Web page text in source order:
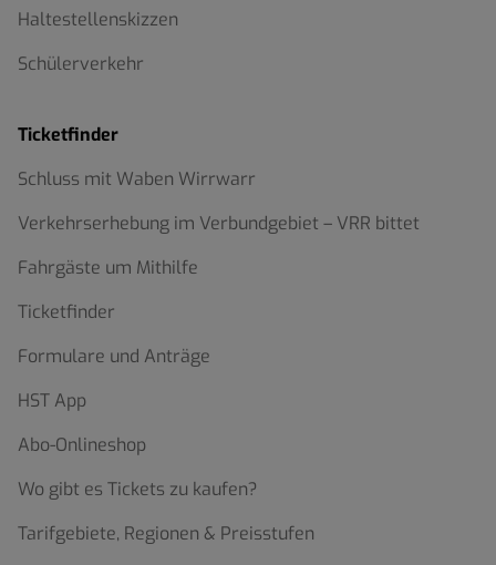
Haltestellenskizzen
Schülerverkehr
Ticketfinder
Schluss mit Waben Wirrwarr
Verkehrserhebung im Verbundgebiet – VRR bittet
Fahrgäste um Mithilfe
Ticketfinder
Formulare und Anträge
HST App
Abo-Onlineshop
Wo gibt es Tickets zu kaufen?
Tarifgebiete, Regionen & Preisstufen